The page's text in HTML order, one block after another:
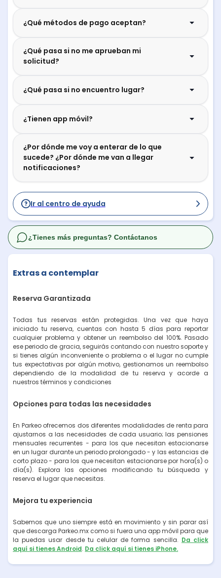
¿Qué métodos de pago aceptan?
¿Qué pasa si no me aprueban mi
solicitud?
¿Qué pasa si no encuentro lugar?
¿Tienen app móvil?
¿Por dónde me voy a enterar de lo que
sucede? ¿Por dónde me van a llegar
notificaciones?
Ir al centro de ayuda
Extras a contemplar
Reserva Garantizada
Todas tus reservas están protegidas. Una vez que haya
iniciado tu reserva, cuentas con hasta 5 días para reportar
cualquier problema y obtener un reembolso del 100%. Pasado
ese periodo de gracia, seguirás contando con nuestro soporte y
si tienes algún inconveniente o problema o el lugar no cumple
tus expectativas por algún motivo, gestionamos un reembolso
dependiendo de la modalidad de tu reserva y acorde a
nuestros términos y condiciones
Opciones para todas las necesidades
En Parkeo ofrecemos dos diferentes modalidades de renta para
ajustarnos a las necesidades de cada usuario; las pensiones
mensuales recurrentes - para los que necesitan estacionarse
en un lugar durante un periodo prolongado - y las estancias de
corto plazo - para los que necesitan estacionarse por hora(s) o
día(s). Explora las opciones modificando tu búsqueda y
reserva el lugar que necesitas.
Mejora tu experiencia
Sabemos que uno siempre está en movimiento y sin parar así
que descarga Parkeo.mx como si fuera una app móvil para que
la puedas usar desde tu celular de forma sencilla. Da click
aquí si tienes Android. Da click aquí si tienes iPhone.
¿Tienes más preguntas? Contáctanos